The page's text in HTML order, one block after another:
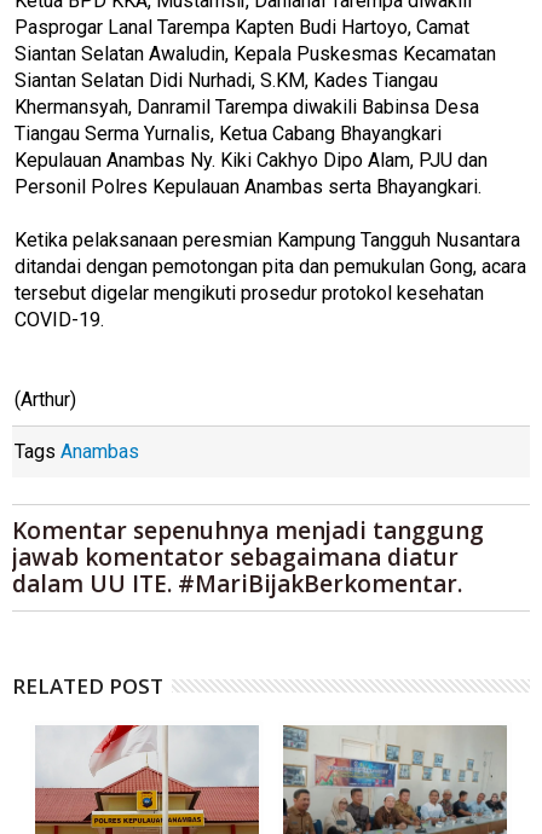
Pasprogar Lanal Tarempa Kapten Budi Hartoyo, Camat
Siantan Selatan Awaludin, Kepala Puskesmas Kecamatan
Siantan Selatan Didi Nurhadi, S.KM, Kades Tiangau
Khermansyah, Danramil Tarempa diwakili Babinsa Desa
Tiangau Serma Yurnalis, Ketua Cabang Bhayangkari
Kepulauan Anambas Ny. Kiki Cakhyo Dipo Alam, PJU dan
Personil Polres Kepulauan Anambas serta Bhayangkari.
Ketika pelaksanaan peresmian Kampung Tangguh Nusantara
ditandai dengan pemotongan pita dan pemukulan Gong, acara
tersebut digelar mengikuti prosedur protokol kesehatan
COVID-19.
(Arthur)
Tags Anambas
Komentar sepenuhnya menjadi tanggung
jawab komentator sebagaimana diatur
dalam UU ITE. #MariBijakBerkomentar.
RELATED POST